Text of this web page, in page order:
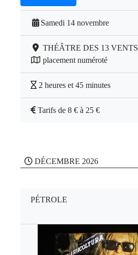
Samedi 14 novembre
THÉÂTRE DES 13 VENTS
placement numéroté
2 heures et 45 minutes
Tarifs de 8 € à 25 €
DÉCEMBRE 2026
PÉTROLE